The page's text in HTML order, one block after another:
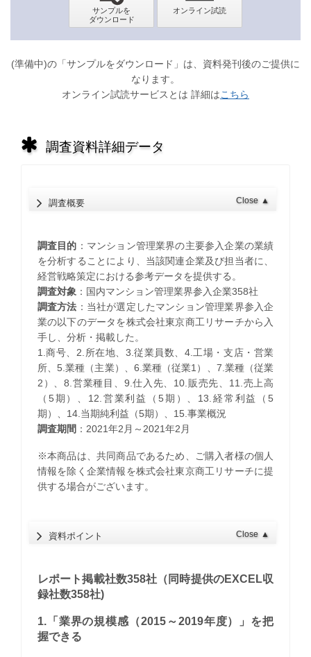
(準備中)の「サンプルをダウンロード」は、資料発刊後のご提供に
なります。
オンライン試読サービスとは 詳細はこちら
調査資料詳細データ
調査概要 Close ▲
調査目的 ：マンション管理業界の主要参入企業の業績
を分析することにより、当該関連企業及び担当者に、
経営戦略策定における参考データを提供する。
調査対象：国内マンション管理業界参入企業358社
調査方法 ：当社が選定したマンション管理業界参入企
業の以下のデータを株式会社東京商工リサーチから入
手し、分析・掲載した。
1.商号、2.所在地、3.従業員数、4.工場・支店・営業
所、5.業種（主業）、6.業種（従業1）、7.業種（従業
2）、8.営業種目、9.仕入先、10.販売先、11.売上高
（5期）、12.営業利益（5期）、13.経常利益（5
期）、14.当期純利益（5期）、15.事業概況
調査期間 ：2021年2月～2021年2月
※本商品は、共同商品であるため、ご購入者様の個人
情報を除く企業情報を株式会社東京商工リサーチに提
供する場合がございます。
資料ポイント Close ▲
レポート掲載社数358社（同時提供のEXCEL収
録社数358社)
1.「業界の規模感（2015～2019年度）」を把
握できる